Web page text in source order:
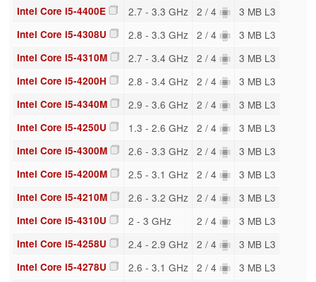
Intel Core i5-4400E 2.7 - 3.3 GHz 2 / 4 3 MB L3
Intel Core i5-4308U 2.8 - 3.3 GHz 2 / 4 3 MB L3
Intel Core i5-4310M 2.7 - 3.4 GHz 2 / 4 3 MB L3
Intel Core i5-4200H 2.8 - 3.4 GHz 2 / 4 3 MB L3
Intel Core i5-4340M 2.9 - 3.6 GHz 2 / 4 3 MB L3
Intel Core i5-4250U 1.3 - 2.6 GHz 2 / 4 3 MB L3
Intel Core i5-4300M 2.6 - 3.3 GHz 2 / 4 3 MB L3
Intel Core i5-4200M 2.5 - 3.1 GHz 2 / 4 3 MB L3
Intel Core i5-4210M 2.6 - 3.2 GHz 2 / 4 3 MB L3
Intel Core i5-4310U 2 - 3 GHz 2 / 4 3 MB L3
Intel Core i5-4258U 2.4 - 2.9 GHz 2 / 4 3 MB L3
Intel Core i5-4278U 2.6 - 3.1 GHz 2 / 4 3 MB L3